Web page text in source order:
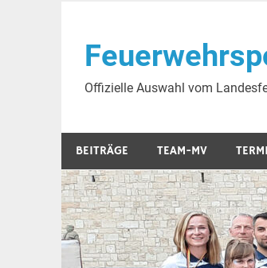
content
Offizielle Auswahl vom
BEITRÄGE TEAM-MV